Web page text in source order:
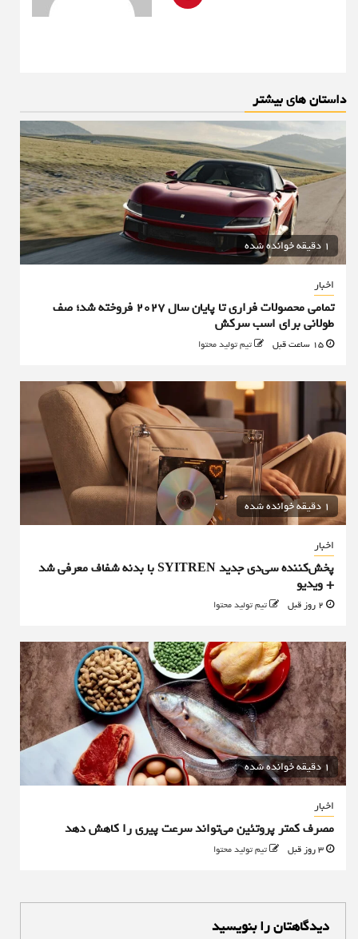
داستان های بیشتر
1 دقیقه خوانده شده
اخبار
تمامی محصولات فراری تا پایان سال ۲۰۲۷ فروخته شد؛ صف
طولانی برای اسب سرکش
تیم تولید محتوا
1 دقیقه خوانده شده
اخبار
پخش‌کننده سی‌دی جدید SYITREN با بدنه شفاف معرفی شد
+ ویدیو
تیم تولید محتوا
1 دقیقه خوانده شده
اخبار
مصرف کمتر پروتئین می‌تواند سرعت پیری را کاهش دهد
تیم تولید محتوا
دیدگاهتان را بنویسید